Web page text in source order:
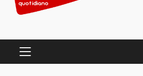
PRIMARY